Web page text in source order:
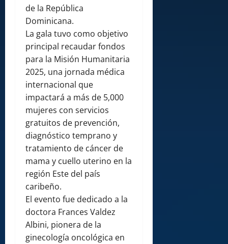
de la República
Dominicana.
La gala tuvo como objetivo
principal recaudar fondos
para la Misión Humanitaria
2025, una jornada médica
internacional que
impactará a más de 5,000
mujeres con servicios
gratuitos de prevención,
diagnóstico temprano y
tratamiento de cáncer de
mama y cuello uterino en la
región Este del país
caribeño.
El evento fue dedicado a la
doctora Frances Valdez
Albini, pionera de la
ginecología oncológica en